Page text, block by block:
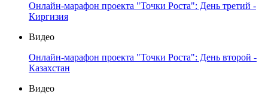
Онлайн-марафон проекта "Точки Роста": День третий -
Киргизия
Видео
Онлайн-марафон проекта "Точки Роста": День второй -
Казахстан
Видео